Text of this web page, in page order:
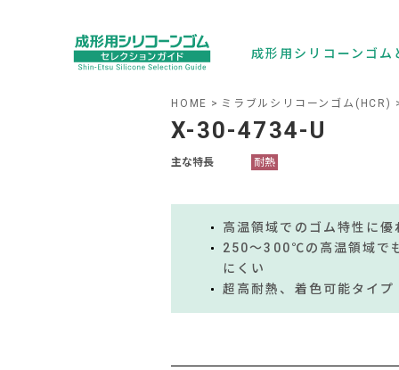
成形用シリコーンゴム
HOME ミラブルシリコーンゴム(HCR)
X-30-4734-U
主な特長 耐熱
高温領域でのゴム特性に優
250～300℃の高温領域で
にくい
超高耐熱、着色可能タイプ